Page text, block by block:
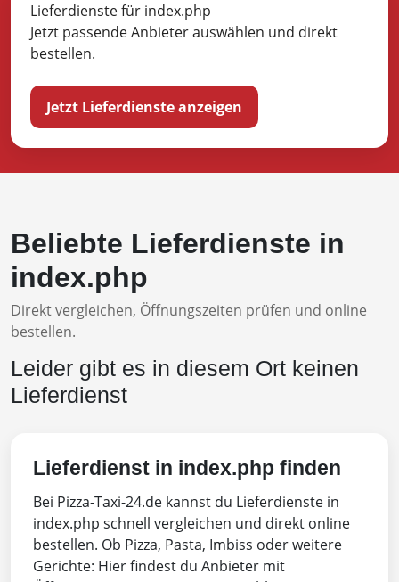
Lieferdienste für index.php
Jetzt passende Anbieter auswählen und direkt
bestellen.
Jetzt Lieferdienste anzeigen
Beliebte Lieferdienste in
index.php
Direkt vergleichen, Öffnungszeiten prüfen und online
bestellen.
Leider gibt es in diesem Ort keinen
Lieferdienst
Lieferdienst in index.php finden
Bei Pizza-Taxi-24.de kannst du Lieferdienste in
index.php schnell vergleichen und direkt online
bestellen. Ob Pizza, Pasta, Imbiss oder weitere
Gerichte: Hier findest du Anbieter mit